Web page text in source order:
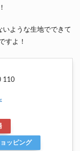
いような生地でできて
すよ！
110
ッピング